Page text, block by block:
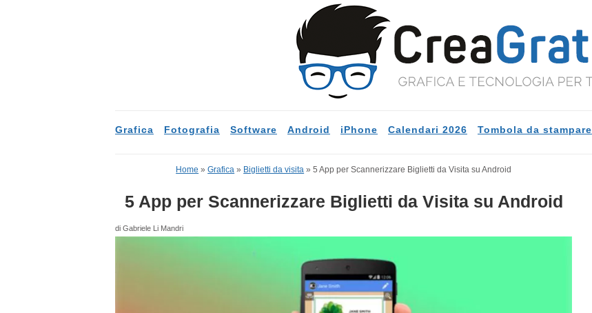
Grafica Fotografia Software Android iPhone Calendari 2026 Tombola da stampare
Home »Grafica » Biglietti da visita »5 App per Scannerizzare Biglietti da Visita su Android
5 App per Scannerizzare Biglietti da Visita su Android
di Gabriele Li Mandri